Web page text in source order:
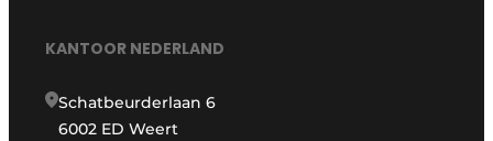
KANTOOR NEDERLAND
Schatbeurderlaan 6
6002 ED Weert